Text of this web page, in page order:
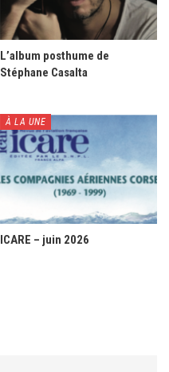
L’album posthume de
Stéphane Casalta
À LA UNE
ICARE – juin 2026